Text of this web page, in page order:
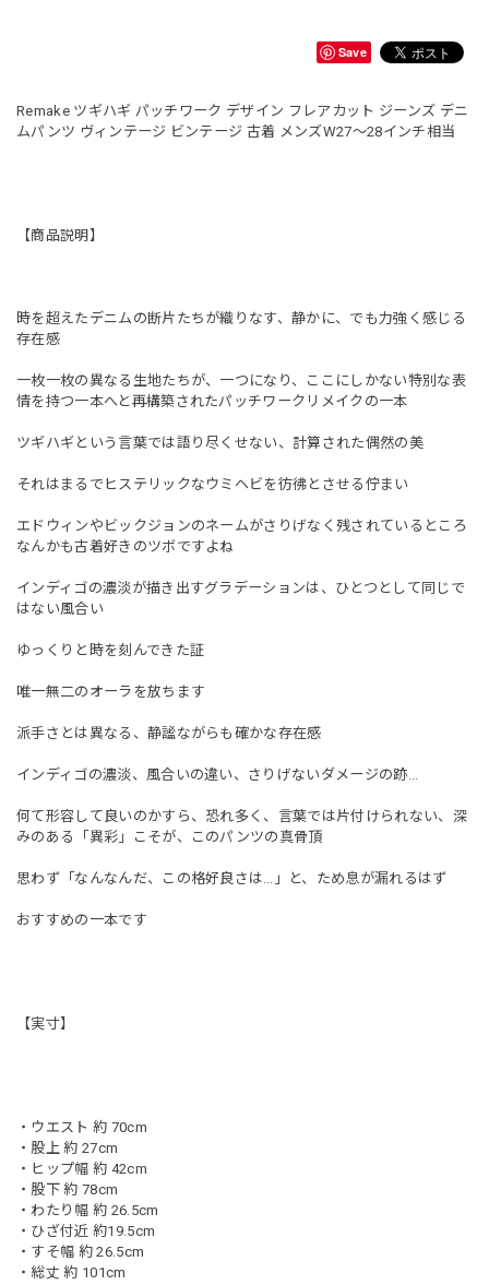
Save
Remake ツギハギ パッチワーク デザイン フレアカット ジーンズ デニ
ムパンツ ヴィンテージ ビンテージ 古着 メンズW27〜28インチ相当
【商品説明】
時を超えたデニムの断片たちが織りなす、静かに、でも力強く感じる
存在感
一枚一枚の異なる生地たちが、一つになり、ここにしかない特別な表
情を持つ一本へと再構築されたパッチワークリメイクの一本
ツギハギという言葉では語り尽くせない、計算された偶然の美
それはまるでヒステリックなウミヘビを彷彿とさせる佇まい
エドウィンやビックジョンのネームがさりげなく残されているところ
なんかも古着好きのツボですよね
インディゴの濃淡が描き出すグラデーションは、ひとつとして同じで
はない風合い
ゆっくりと時を刻んできた証
唯一無二のオーラを放ちます
派手さとは異なる、静謐ながらも確かな存在感
インディゴの濃淡、風合いの違い、さりげないダメージの跡…
何て形容して良いのかすら、恐れ多く、言葉では片付けられない、深
みのある「異彩」こそが、このパンツの真骨頂
思わず「なんなんだ、この格好良さは…」と、ため息が漏れるはず
おすすめの一本です
【実寸】
・ウエスト 約 70cm
・股上 約 27cm
・ヒップ幅 約 42cm
・股下 約 78cm
・わたり幅 約 26.5cm
・ひざ付近 約19.5cm
・すそ幅 約 26.5cm
・総丈 約 101cm